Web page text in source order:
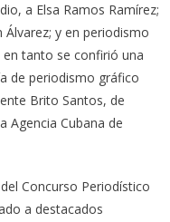
a Elsa Ramos Ramírez;
Álvarez; y en periodismo
en tanto se confirió una
de periodismo gráfico
Brito Santos, de
Agencia Cubana de
Concurso Periodístico
a destacados